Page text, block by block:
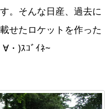
。そんな日産、過去に
せたロケットを作った
・)ｽｺﾞｲﾈ~